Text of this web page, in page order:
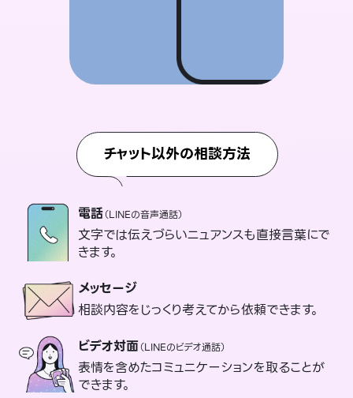
チャット以外の相談方法
電話（LINEの音声通話）
文字では伝えづらいニュアンスも直接言葉にで
きます。
メッセージ
相談内容をじっくり考えてから依頼できます。
ビデオ対面（LINEのビデオ通話）
表情を含めたコミュニケーションを取ることが
できます。